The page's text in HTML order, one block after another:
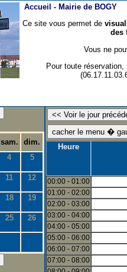
Accueil - Mairie de BOGY
Ce site vous permet de
des
Vous ne
Pour toute
sam.
dim.
4 5
11 12
18 19
25 26
Heure
00:00 - 01:00
01:00 - 02:00
02:00 - 03:00
03:00 - 04:00
04:00 - 05:00
05:00 - 06:00
06:00 - 07:00
07:00 - 08:00